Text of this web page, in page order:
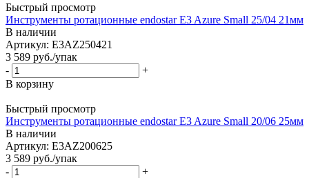
Быстрый просмотр
Инструменты ротационные endostar E3 Azure Small 25/04 21мм
В наличии
Артикул: E3AZ250421
3 589 руб./упак
-
+
В корзину
Быстрый просмотр
Инструменты ротационные endostar E3 Azure Small 20/06 25мм
В наличии
Артикул: E3AZ200625
3 589 руб./упак
-
+